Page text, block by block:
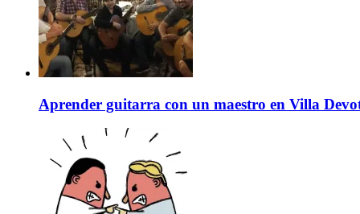
Aprender guitarra con un maestro en Villa